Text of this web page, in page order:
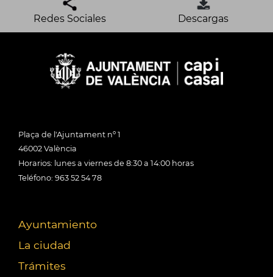
Redes Sociales Descargas
Plaça de l'Ajuntament nº 1
46002 València
Horarios: lunes a viernes de 8:30 a 14:00 horas
Teléfono: 963 52 54 78
Ayuntamiento
La ciudad
Trámites